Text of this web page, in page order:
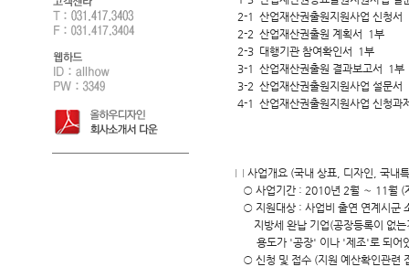
2-1 산업재산권출원지원사업 신청서
2-2 산업재산권출원 계획서 1부
2-3 대행기관 참여확인서 1부
3-1 산업재산권출원 결과보고서 1부
3-2 산업재산권출원지원사업 설문서
4-1 산업재산권출원지원사업 신청과
□ 사업개요 (국내 상표, 디자인, 국내
○ 사업기간 : 2010년 2월 ～ 11월 (
○ 지원대상 : 사업비 출연 연계시군
지방세 완납 기업(공장등록이 없는
용도가 '공장' 이나 '제조'로 되어있
○ 신청 및 접수 (지원 예산확인관련